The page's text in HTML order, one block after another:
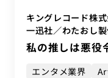
キングレコード株
一迅社／わたおし
私の推しは悪役
エンタメ業界